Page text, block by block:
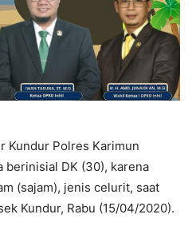
Kundur Polres Karimun
berinisial DK (30), karena
(sajam), jenis celurit, saat
Kundur, Rabu (15/04/2020).